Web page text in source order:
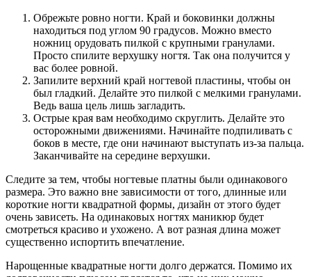
Обрежьте ровно ногти. Край и боковинки должны
находиться под углом 90 градусов. Можно вместо
ножниц орудовать пилкой с крупными гранулами.
Просто спилите верхушку ногтя. Так она получится у
вас более ровной.
Запилите верхний край ногтевой пластины, чтобы он
был гладкий. Делайте это пилкой с мелкими гранулами.
Ведь ваша цель лишь загладить.
Острые края вам необходимо скруглить. Делайте это
осторожными движениями. Начинайте подпиливать с
боков в месте, где они начинают выступать из-за пальца.
Заканчивайте на середине верхушки.
Следите за тем, чтобы ногтевые платны были одинакового
размера. Это важно вне зависимости от того, длинные или
короткие ногти квадратной формы, дизайн от этого будет
очень зависеть. На одинаковых ногтях маникюр будет
смотреться красиво и ухожено. А вот разная длина может
существенно испортить впечатление.
Нарощенные квадратные ногти долго держатся. Помимо их